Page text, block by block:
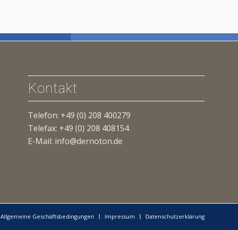
Kontakt
Telefon: +49 (0) 208 400279
Telefax: +49 (0) 208 408154
E-Mail: info@dernoton.de
Allgemeine Geschäftsbedingungen Impressum Datenschutzerklärung